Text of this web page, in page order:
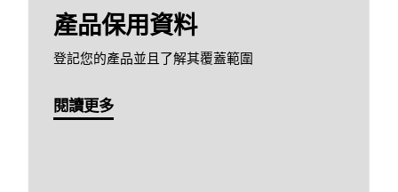
產品保用資料
登記您的產品並且了解其覆蓋範圍
閱讀更多